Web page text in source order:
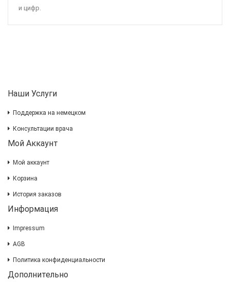
и цифр.
Наши Услуги
Поддержка на немецком
Консультации врача
Мой Аккаунт
Мой аккаунт
Корзина
История заказов
Информация
Impressum
AGB
Политика конфиденциальности
Дополнительно